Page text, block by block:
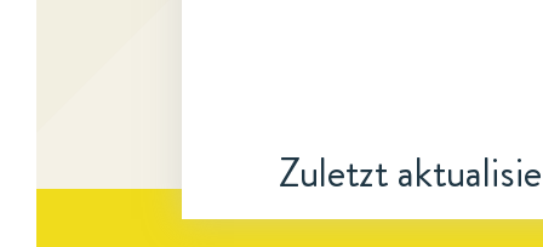
Zuletzt